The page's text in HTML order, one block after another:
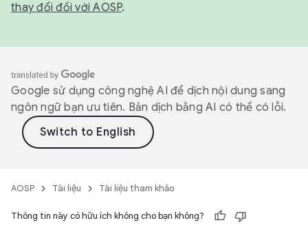
thay đổi đối với AOSP.
Google sử dụng công nghệ AI để dịch nội dung sang
ngôn ngữ bạn ưu tiên. Bản dịch bằng AI có thể có lỗi.
AOSP Tài liệu Tài liệu tham khảo
Thông tin này có hữu ích không cho bạn không?